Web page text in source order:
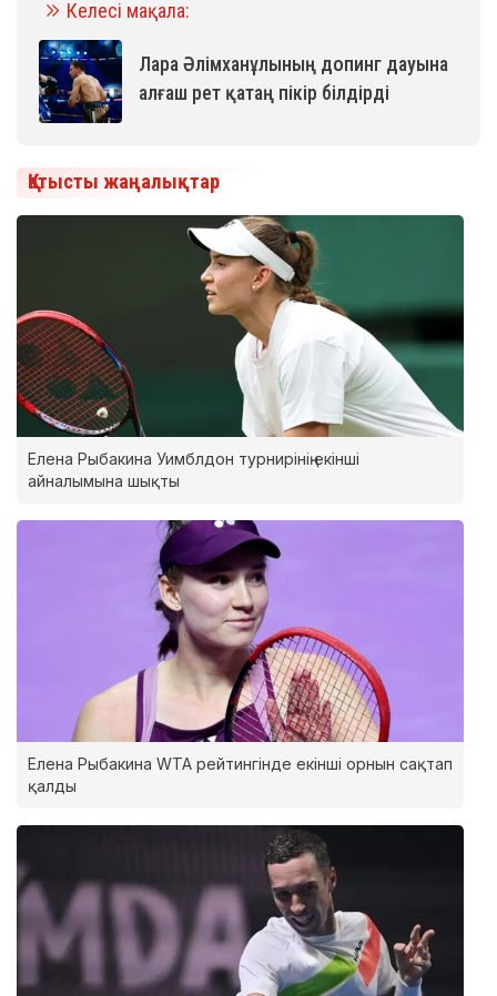
Келесі мақала:
Лара Әлімханұлының допинг дауына
алғаш рет қатаң пікір білдірді
Қатысты жаңалықтар
Елена Рыбакина Уимблдон турнирінің екінші
айналымына шықты
Елена Рыбакина WTA рейтингінде екінші орнын сақтап
қалды